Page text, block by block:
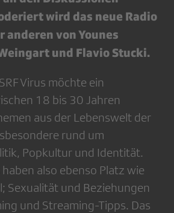
wird das neue Radio
anderen von Younes
und Flavio Stucki.
Virus möchte ein
18 bis 30 Jahren
aus der Lebenswelt der
rund um
Popkultur und Identität.
also ebenso Platz wie
Sexualität und Beziehungen
und Streaming-Tipps. Das